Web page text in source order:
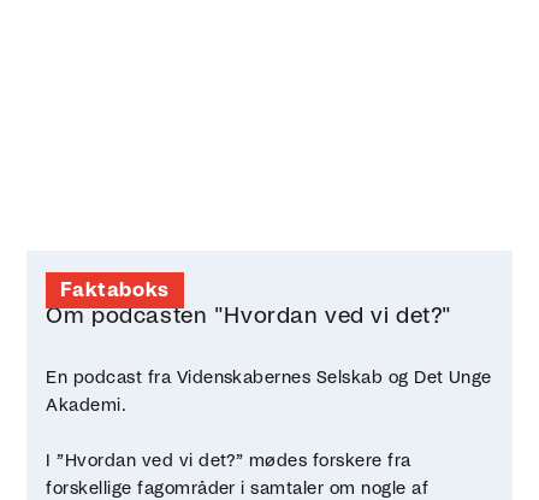
Faktaboks
Om podcasten "Hvordan ved vi det?"
En podcast fra Videnskabernes Selskab og Det Unge
Akademi.
I ”Hvordan ved vi det?” mødes forskere fra
forskellige fagområder i samtaler om nogle af